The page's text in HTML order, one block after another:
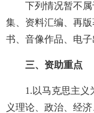
下列情况暂不
集、资料汇编、再
书、音像作品、电子
三、资助重点
1.以马克思主义
义理论、政治、经